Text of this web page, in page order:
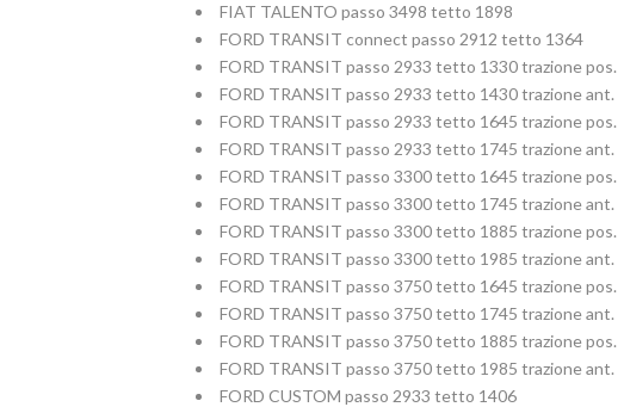
FIAT TALENTO passo 3498 tetto 1898
FORD TRANSIT connect passo 2912 tetto 1364
FORD TRANSIT passo 2933 tetto 1330 trazione pos.
FORD TRANSIT passo 2933 tetto 1430 trazione ant.
FORD TRANSIT passo 2933 tetto 1645 trazione pos.
FORD TRANSIT passo 2933 tetto 1745 trazione ant.
FORD TRANSIT passo 3300 tetto 1645 trazione pos.
FORD TRANSIT passo 3300 tetto 1745 trazione ant.
FORD TRANSIT passo 3300 tetto 1885 trazione pos.
FORD TRANSIT passo 3300 tetto 1985 trazione ant.
FORD TRANSIT passo 3750 tetto 1645 trazione pos.
FORD TRANSIT passo 3750 tetto 1745 trazione ant.
FORD TRANSIT passo 3750 tetto 1885 trazione pos.
FORD TRANSIT passo 3750 tetto 1985 trazione ant.
FORD CUSTOM passo 2933 tetto 1406